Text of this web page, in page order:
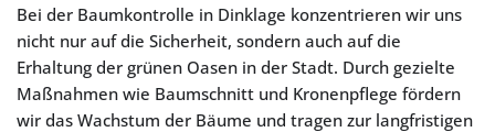
Bei der Baumkontrolle in Dinklage konzentrieren wir uns
nicht nur auf die Sicherheit, sondern auch auf die
Erhaltung der grünen Oasen in der Stadt. Durch gezielte
Maßnahmen wie Baumschnitt und Kronenpflege fördern
wir das Wachstum der Bäume und tragen zur langfristigen